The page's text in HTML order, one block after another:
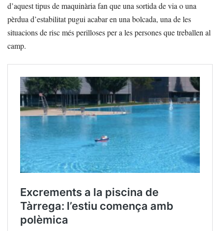
d’aquest tipus de maquinària fan que una sortida de via o una
pèrdua d’estabilitat pugui acabar en una bolcada, una de les
situacions de risc més perilloses per a les persones que treballen al
camp.